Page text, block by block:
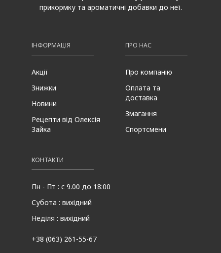
прикормку та ароматичні добавки до неї.
ІНФОРМАЦІЯ
Акції
Знижки
Новини
Рецепти від Олексія
Зайка
ПРО НАС
Про компанію
Оплата та
доставка
Змагання
Спортсмени
КОНТАКТИ
Пн - Пт : с 9.00 до 18:00
Субота : вихідний
Неділя : вихідний
+38 (063) 261-55-67